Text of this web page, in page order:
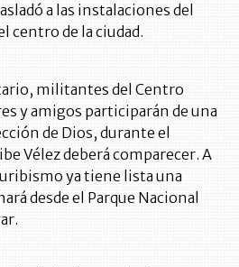
a las instalaciones del
centro de la ciudad.
militantes del Centro
y amigos participarán de una
de Dios, durante el
Vélez deberá comparecer. A
uribismo ya tiene lista una
desde el Parque Nacional